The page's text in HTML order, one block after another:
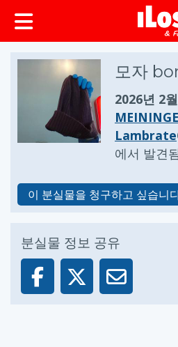
모자
2026년 2
Lambrate
에서 발견
이 분실물을 청구하고 싶습니
분실물 정보 공유